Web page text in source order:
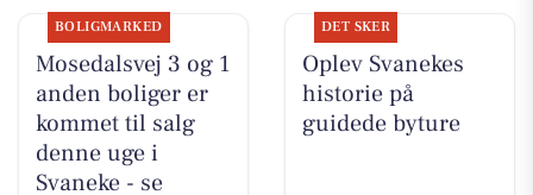
BOLIGMARKED
Mosedalsvej 3 og 1
anden boliger er
kommet til salg
denne uge i
Svaneke - se
DET SKER
Oplev Svanekes
historie på
guidede byture